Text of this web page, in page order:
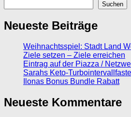
Suchen
Neueste Beiträge
Weihnachtsspiel: Stadt Land
Ziele setzen – Ziele erreichen
Eintrag auf der Piazza /
Sarahs Keto-
Ilonas Bonus Bundle Rabatt
Neueste Kommentare